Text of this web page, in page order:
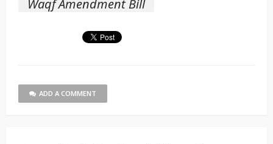
Waqf Amendment Bill
ADD A COMMENT